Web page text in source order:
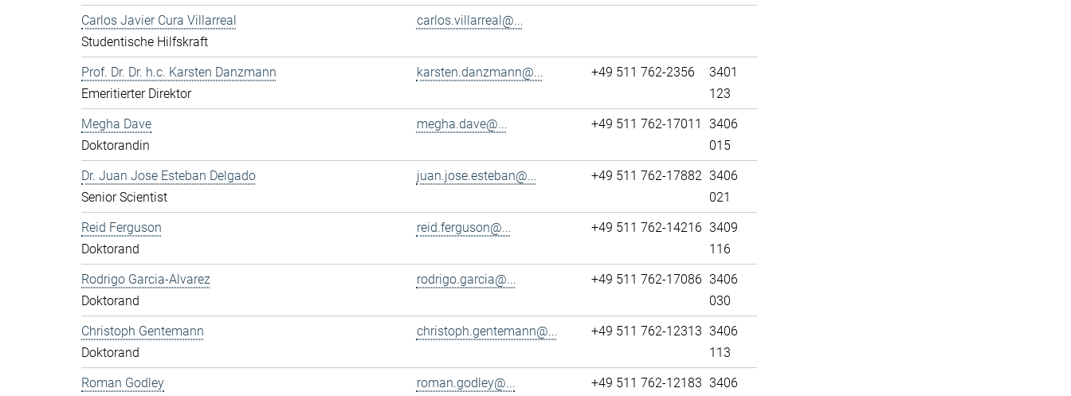
Carlos Javier Cura Villarreal
Studentische Hilfskraft
carlos.villarreal@...
Prof. Dr. Dr. h.c. Karsten Danzmann
Emeritierter Direktor
karsten.danzmann@... +49 511 762-2356
3401
123
Megha Dave
Doktorandin
megha.dave@... +49 511 762-17011
3406
015
Dr. Juan Jose Esteban Delgado
Senior Scientist
juan.jose.esteban@... +49 511 762-17882 3406
021
Reid Ferguson
Doktorand
reid.ferguson@... +49 511 762-14216 3409
116
Rodrigo Garcia-Alvarez
Doktorand
rodrigo.garcia@... +49 511 762-17086 3406
030
Christoph Gentemann
Doktorand
christoph.gentemann@... +49 511 762-12313 3406
113
Roman Godley
roman.godley@... +49 511 762-12183 3406